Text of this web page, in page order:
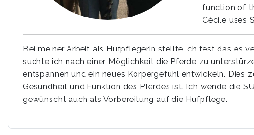
function of
Cécile uses
Bei meiner Arbeit als Hufpflegerin stellte ich fest das es
suchte ich nach einer Möglichkeit die Pferde zu
entspannen und ein neues Körpergefühl entwickeln. Dies
Gesundheit und Funktion des Pferdes ist. Ich wende die
gewünscht auch als Vorbereitung auf die Hufpflege.